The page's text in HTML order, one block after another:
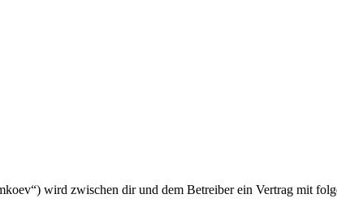
wird zwischen dir und dem Betreiber ein Vertrag mit